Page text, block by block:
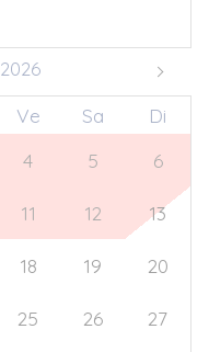
Ve Sa
Di
4 5 6
11 12 13
18 19 20
25 26 27